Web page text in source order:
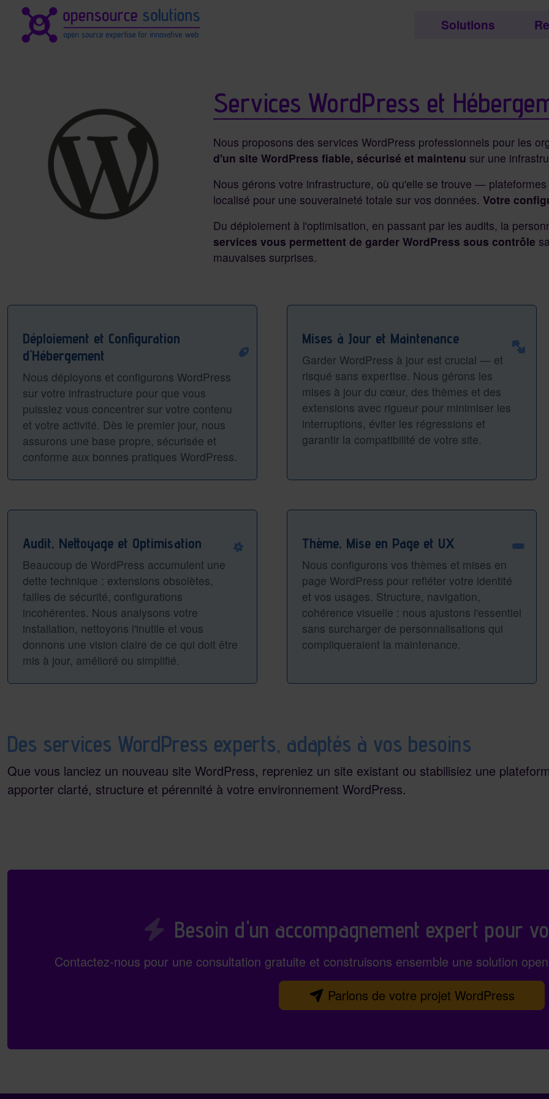
Identité du site, navigation, etc.. Solutions
Services WordPress et
Nous proposons des services WordPress professionnels pour les
d'un site WordPress fiable, sécurisé et maintenu sur une
Nous gérons votre infrastructure, où qu'elle se trouve —
localisé pour une souveraineté totale sur vos données. Votre
Du déploiement à l'optimisation, en passant par les audits, la
services vous permettent de garder WordPress sous contrôle
mauvaises surprises.
Déploiement et Configuration
d'Hébergement
Nous déployons et configurons WordPress
sur votre infrastructure pour que vous
puissiez vous concentrer sur votre contenu
et votre activité. Dès le premier jour, nous
assurons une base propre, sécurisée et
conforme aux bonnes pratiques WordPress.
Mises à Jour et Maintenance
Garder WordPress à jour est crucial — et
risqué sans expertise. Nous gérons les
mises à jour du cœur, des thèmes et des
extensions avec rigueur pour minimiser les
interruptions, éviter les régressions et
garantir la compatibilité de votre site.
Audit, Nettoyage et Optimisation
Beaucoup de WordPress accumulent une
dette technique : extensions obsolètes,
failles de sécurité, configurations
incohérentes. Nous analysons votre
installation, nettoyons l'inutile et vous
donnons une vision claire de ce qui doit être
mis à jour, amélioré ou simplifié.
Thème, Mise en Page et UX
Nous configurons vos thèmes et mises en
page WordPress pour refléter votre identité
et vos usages. Structure, navigation,
cohérence visuelle : nous ajustons l'essentiel
sans surcharger de personnalisations qui
compliqueraient la maintenance.
Des services WordPress experts, adaptés à vos besoins
Que vous lanciez un nouveau site WordPress, repreniez un site existant ou stabilisiez une
apporter clarté, structure et pérennité à votre environnement WordPress.
Besoin d'un accompagnement expert pour
Contactez-nous pour une consultation gratuite et construisons ensemble une solution
Parlons de votre projet WordPress